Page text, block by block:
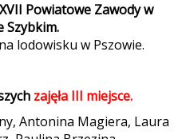
XVII Powiatowe Zawody w
Szybkim.
lodowisku w Pszowie.
zajęła III miejsce.
Antonina Magiera, Laura